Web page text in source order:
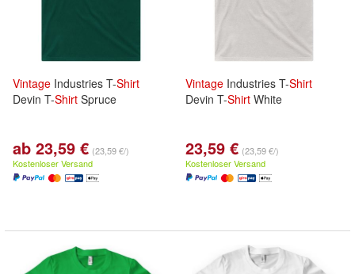
Vintage Industries T-Shirt
Devin T-Shirt Spruce
ab 23,59 € (23,59 €/)
Kostenloser Versand
Vintage Industries T-Shirt
Devin T-Shirt White
23,59 € (23,59 €/)
Kostenloser Versand